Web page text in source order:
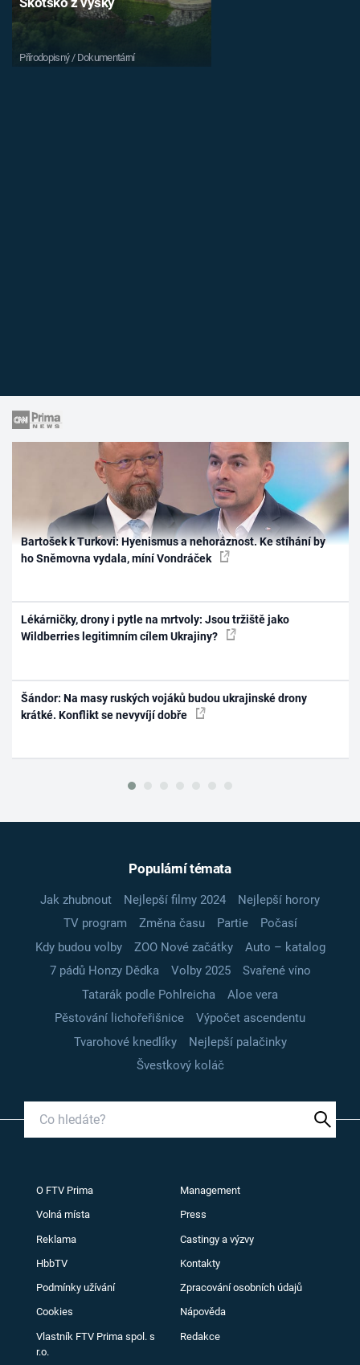
Přírodopisný / Dokumentární
Bartošek k Turkovi: Hyenismus a nehoráznost. Ke stíhání by
ho Sněmovna vydala, míní Vondráček
Lékárničky, drony i pytle na mrtvoly: Jsou tržiště jako
Wildberries legitimním cílem Ukrajiny?
Šándor: Na masy ruských vojáků budou ukrajinské drony
krátké. Konflikt se nevyvíjí dobře
Populární témata
Jak zhubnout Nejlepší filmy 2024
Nejlepší horory
TV program
Změna času Partie
Počasí
Kdy budou volby
ZOO Nové začátky
Auto – katalog
7 pádů Honzy Dědka
Volby 2025
Svařené víno
Tatarák podle Pohlreicha
Aloe vera
Pěstování lichořeřišnice
Výpočet ascendentu
Tvarohové knedlíky
Nejlepší palačinky
Švestkový koláč
O FTV Prima Management
Volná místa Press
Reklama Castingy a výzvy
HbbTV Kontakty
Podmínky užívání Zpracování osobních údajů
Cookies Nápověda
Vlastník FTV Prima spol. s
r.o.
Redakce